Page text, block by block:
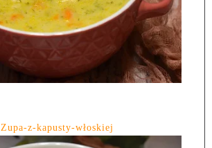
Zupa-z-kapusty-włoskiej